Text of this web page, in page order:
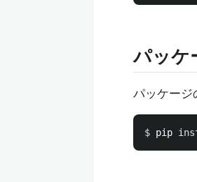
パッケ
パッケージ
$ pip